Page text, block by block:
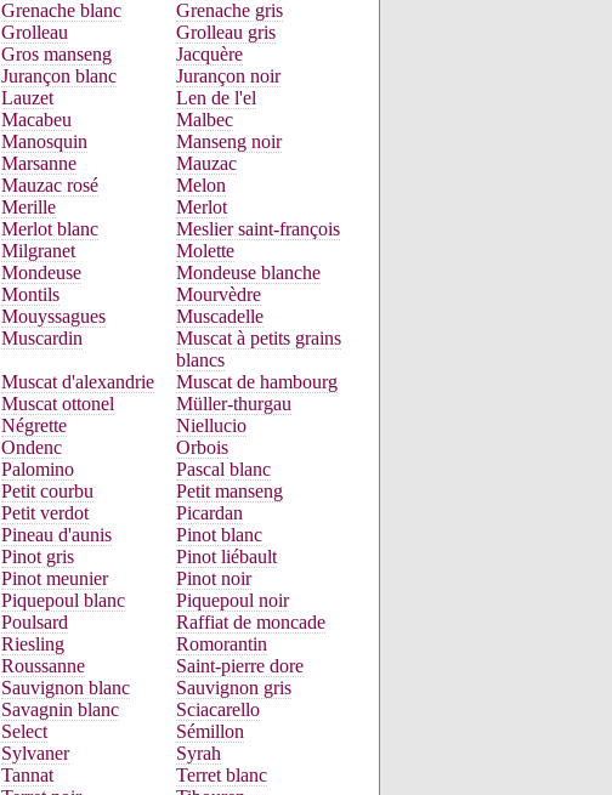
Grenache blanc
Grenache gris
Grolleau
Grolleau gris
Gros manseng
Jacquère
Jurançon blanc
Jurançon noir
Lauzet
Len de l'el
Macabeu
Malbec
Manosquin
Manseng noir
Marsanne
Mauzac
Mauzac rosé
Melon
Merille
Merlot
Merlot blanc
Meslier saint-françois
Milgranet
Molette
Mondeuse
Mondeuse blanche
Montils
Mourvèdre
Mouyssagues
Muscadelle
Muscardin
Muscat à petits grains
blancs
Muscat d'alexandrie
Muscat de hambourg
Muscat ottonel
Müller-thurgau
Négrette
Niellucio
Ondenc
Orbois
Palomino
Pascal blanc
Petit courbu
Petit manseng
Petit verdot
Picardan
Pineau d'aunis
Pinot blanc
Pinot gris
Pinot liébault
Pinot meunier
Pinot noir
Piquepoul blanc
Piquepoul noir
Poulsard
Raffiat de moncade
Riesling
Romorantin
Roussanne
Saint-pierre dore
Sauvignon blanc
Sauvignon gris
Savagnin blanc
Sciacarello
Select
Sémillon
Sylvaner
Syrah
Tannat
Terret blanc